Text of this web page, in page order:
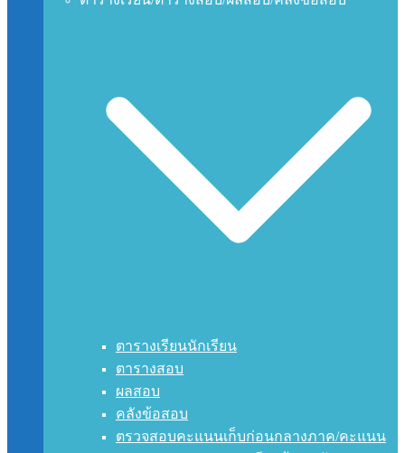
ตารางเรียนนักเรียน
ตารางสอบ
ผลสอบ
คลังข้อสอบ
ตรวจสอบคะแนนเก็บก่อนกลางภาค/คะแนน